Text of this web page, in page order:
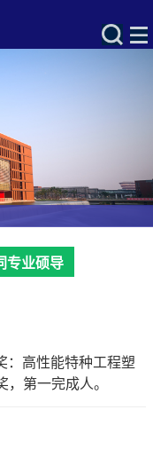
专业硕导
：高性能特种工程塑
第一完成人。